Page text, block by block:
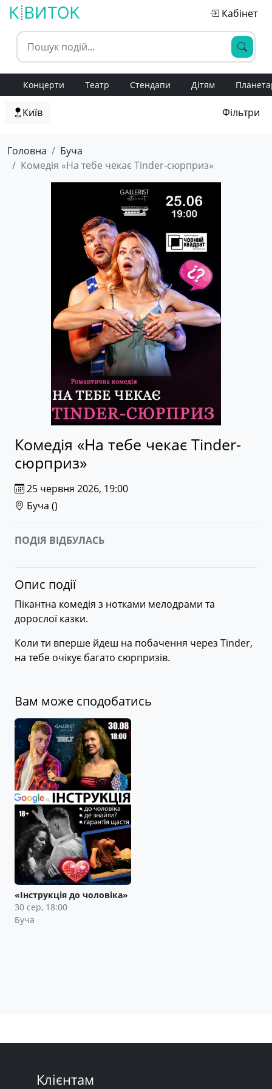
Кабінет
Концерти Театр Стендапи Дітям
Київ Фільтри
Головна
Буча
Комедія «На тебе чекає Tinder-сюрприз»
Комедія «На тебе чекає Tinder-
сюрприз»
25 червня 2026, 19:00
Буча ()
ПОДІЯ ВІДБУЛАСЬ
Опис події
Пікантна комедія з нотками мелодрами та
дорослої казки.
Коли ти вперше йдеш на побачення через Tinder,
на тебе очікує багато сюрпризів.
Вам може сподобатись
«Інструкція до чоловіка»
30 сер, 18:00
Буча
Клієнтам